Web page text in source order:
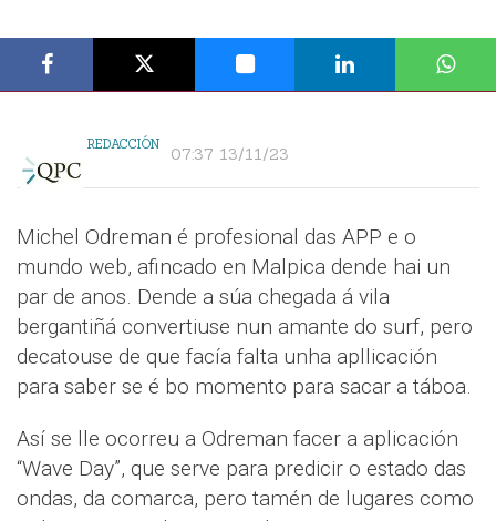
REDACCIÓN 07:37 13/11/23
Michel Odreman é profesional das APP e o
mundo web, afincado en Malpica dende hai un
par de anos. Dende a súa chegada á vila
bergantiñá convertiuse nun amante do surf, pero
decatouse de que facía falta unha apllicación
para saber se é bo momento para sacar a táboa.
Así se lle ocorreu a Odreman facer a aplicación
“Wave Day”, que serve para predicir o estado das
ondas, da comarca, pero tamén de lugares como